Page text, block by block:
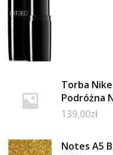
Torba
Podróżna
139,00zł
Notes A5